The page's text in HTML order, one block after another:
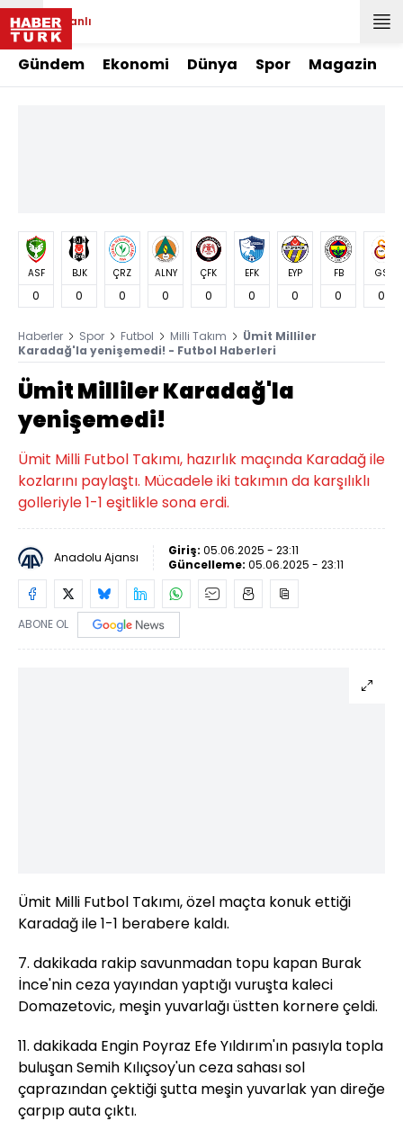
Canlı
Gündem Ekonomi Dünya Spor Magazin
ASF
0
BJK
0
ÇRZ
0
ALNY
0
ÇFK
0
EFK
0
EYP
0
FB
0
GS
0
Haberler Spor Futbol Milli Takım
Ümit Milliler
Karadağ'la yenişemedi! - Futbol Haberleri
Ümit Milliler Karadağ'la
yenişemedi!
Ümit Milli Futbol Takımı, hazırlık maçında Karadağ ile
kozlarını paylaştı. Mücadele iki takımın da karşılıklı
golleriyle 1-1 eşitlikle sona erdi.
Anadolu Ajansı Giriş: 05.06.2025 - 23:11
Güncelleme: 05.06.2025 - 23:11
ABONE OL
Ümit Milli Futbol Takımı, özel maçta konuk ettiği
Karadağ ile 1-1 berabere kaldı.
7. dakikada rakip savunmadan topu kapan Burak
İnce'nin ceza yayından yaptığı vuruşta kaleci
Domazetovic, meşin yuvarlağı üstten kornere çeldi.
11. dakikada Engin Poyraz Efe Yıldırım'ın pasıyla topla
buluşan Semih Kılıçsoy'un ceza sahası sol
çaprazından çektiği şutta meşin yuvarlak yan direğe
çarpıp auta çıktı.